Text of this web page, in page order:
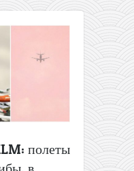
полеты